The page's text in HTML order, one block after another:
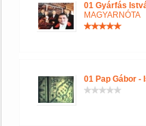
01 Gyárfás
MAGYARNÓTA
01 Pap Gábor -